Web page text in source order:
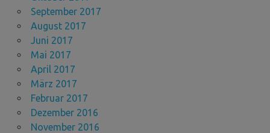
September 2017
August 2017
Juni 2017
Mai 2017
April 2017
März 2017
Februar 2017
Dezember 2016
November 2016